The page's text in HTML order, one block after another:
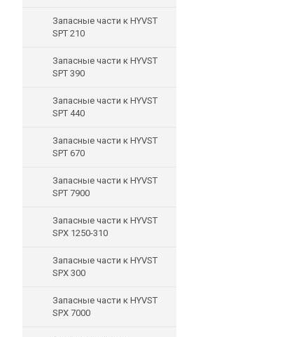
Запасные части к HYVST
SPT 210
Запасные части к HYVST
SPT 390
Запасные части к HYVST
SPT 440
Запасные части к HYVST
SPT 670
Запасные части к HYVST
SPT 7900
Запасные части к HYVST
SPX 1250-310
Запасные части к HYVST
SPX 300
Запасные части к HYVST
SPX 7000